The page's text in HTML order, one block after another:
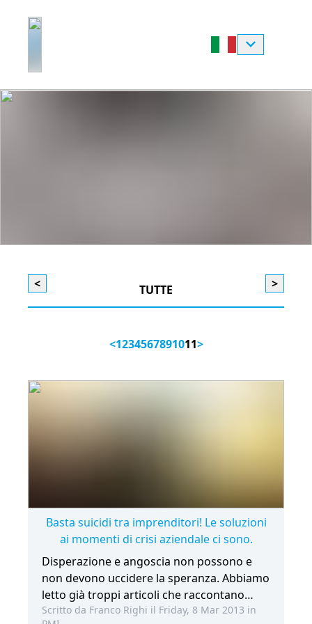
TUTTE
< >
<1234567891011>
Basta suicidi tra imprenditori! Le soluzioni
ai momenti di crisi aziendale ci sono.
Disperazione e angoscia non possono e
non devono uccidere la speranza. Abbiamo
letto già troppi articoli che raccontano
delle tante troppe tragedie che colpiscono
Scritto da Franco Righi il Friday, 8 Mar 2013 in